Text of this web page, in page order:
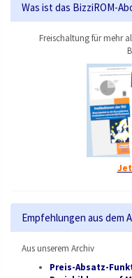
Was ist das BizziROM-
Freischaltung für mehr
Empfehlungen aus dem
Aus unserem Archiv
Preis-Absatz-